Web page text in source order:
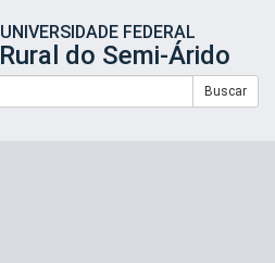
UNIVERSIDADE FEDERAL
Rural do Semi-Árido
Buscar